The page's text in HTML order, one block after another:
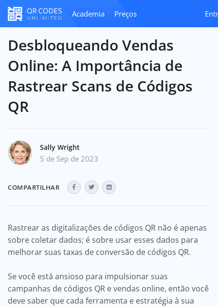
Academia Preços
Desbloqueando Vendas
Online: A Importância de
Rastrear Scans de Códigos
QR
Sally Wright
5 de Sep de 2023
COMPARTILHAR
Rastrear as digitalizações de códigos QR não é apenas
sobre coletar dados; é sobre usar esses dados para
melhorar suas taxas de conversão de códigos QR.
Se você está ansioso para impulsionar suas
campanhas de códigos QR e vendas online, então você
deve saber que cada ferramenta e estratégia à sua